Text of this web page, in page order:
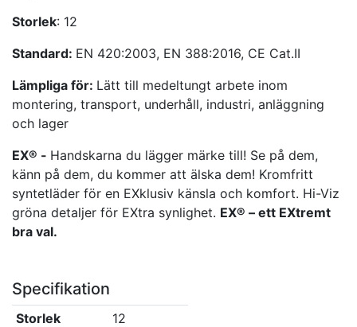
Storlek: 12
Standard: EN 420:2003, EN 388:2016, CE Cat.II
Lämpliga för: Lätt till medeltungt arbete inom
montering, transport, underhåll, industri, anläggning
och lager
EX® - Handskarna du lägger märke till! Se på dem,
känn på dem, du kommer att älska dem! Kromfritt
syntetläder för en EXklusiv känsla och komfort. Hi-Viz
gröna detaljer för EXtra synlighet. EX® – ett EXtremt
bra val.
Specifikation
Storlek
12